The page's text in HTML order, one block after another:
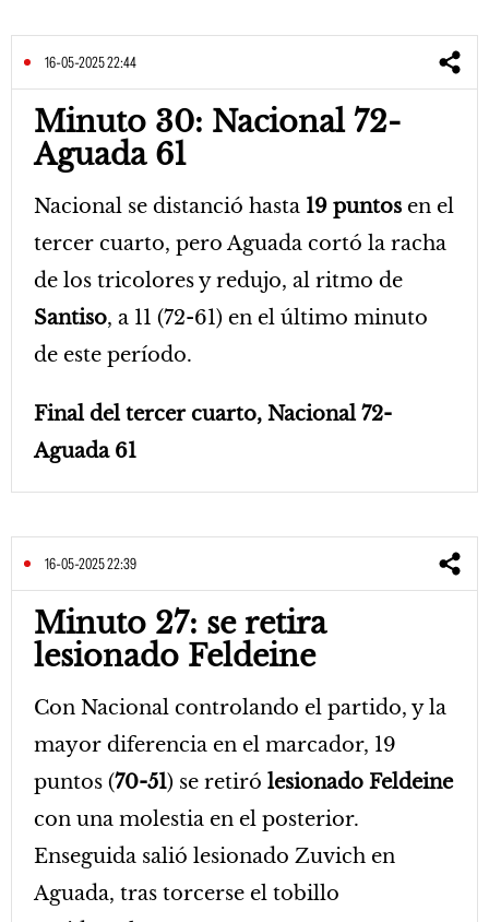
16-05-2025 22:44
Minuto 30: Nacional 72-
Aguada 61
Nacional se distanció hasta 19 puntos en el
tercer cuarto, pero Aguada cortó la racha
de los tricolores y redujo, al ritmo de
Santiso, a 11 (72-61) en el último minuto
de este período.
Final del tercer cuarto, Nacional 72-
Aguada 61
16-05-2025 22:39
Minuto 27: se retira
lesionado Feldeine
Con Nacional controlando el partido, y la
mayor diferencia en el marcador, 19
puntos (70-51) se retiró lesionado Feldeine
con una molestia en el posterior.
Enseguida salió lesionado Zuvich en
Aguada, tras torcerse el tobillo